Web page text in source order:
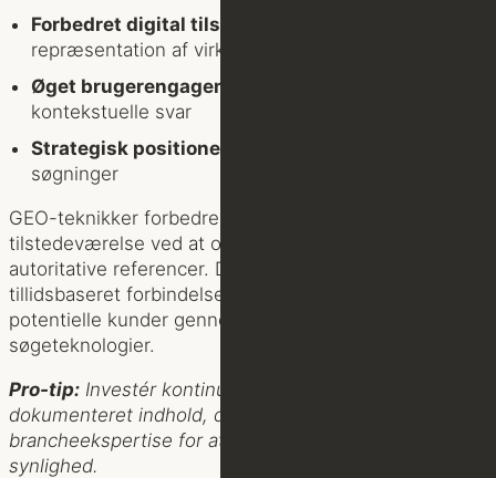
Forbedret digital tilstedeværelse
repræsentation af virksomhedens ekspertise
Øget brugerengagement
kontekstuelle svar
Strategisk positionering
søgninger
GEO-teknikker forbedrer brands digitale
tilstedeværelse ved at optimere indhold med
autoritative referencer. Dette skaber en mere
tillidsbaseret forbindelse mellem virksomheder og
potentielle kunder gennem AI-drevne
søgeteknologier.
Pro-tip: Investér kontinuerligt i højkvalitets,
dokumenteret indhold, der tydeligt demonstrerer jeres
brancheekspertise for at maksimere jeres digitale
synlighed.